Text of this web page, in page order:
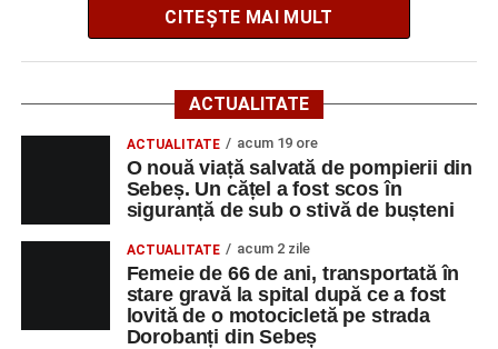
Potrivit informațiilor transmise de polițiști, în jurul orei
09:39, Poliția Municipiului Sebeș a fost sesizată, prin
SNUAU 112, cu privire la producerea unui eveniment
rutier soldat cu victime.
La fața locului s-au deplasat polițiștii rutieri, care au
stabilit că un bărbat de 53 de ani, din Sebeș, conducea o
motocicletă pe direcția Daia Română – Sebeș. Acesta ar
fi surprins și accidentat o femeie de 66 de ani, din Sebeș,
care traversa strada printr-un loc nepermis.
CITEȘTE MAI MULT
ACTUALITATE
ACTUALITATE acum 19 ore
O nouă viață salvată de pompierii din
Sebeș. Un cățel a fost scos în
siguranță de sub o stivă de bușteni
ACTUALITATE acum 2 zile
Femeie de 66 de ani, transportată în
stare gravă la spital după ce a fost
lovită de o motocicletă pe strada
Dorobanți din Sebeș